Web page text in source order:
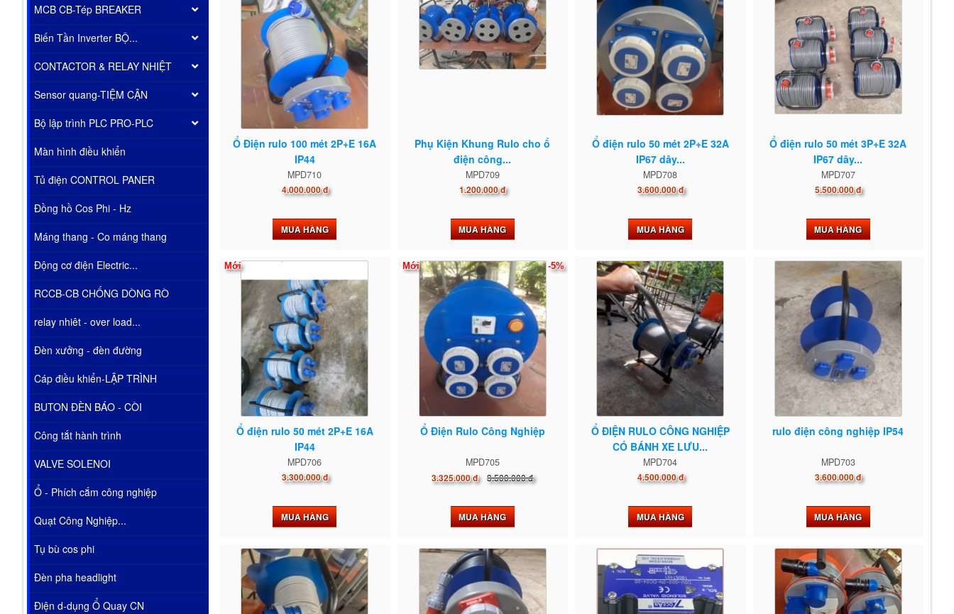
THIẾT BỊ VẬT TƯ CÔNG NGHIỆP MỸ PHƯỚC ĐỨC
Thiết Bị Vật Tư Công Nghiệp Mỹ Phước Đức
Ổ Điện rulo 100 mét 2P+E 16A
IP44
MPD710
4.000.000 đ
MUA HÀNG
Phụ Kiện Khung Rulo cho ổ
điện công...
MPD709
1.200.000 đ
MUA HÀNG
Ổ điện rulo 50 mét 2P+E 32A
IP67 dây...
MPD708
3.600.000 đ
MUA HÀNG
Ổ điện rulo 50 mét 3P+E 32A
IP67 dây...
MPD707
5.500.000 đ
MUA HÀNG
Mới
Ổ điện rulo 50 mét 2P+E 16A
IP44
MPD706
3.300.000 đ
MUA HÀNG
Mới -5%
Ổ Điện Rulo Công Nghiệp
MPD705
3.325.000 đ 3.500.000 đ
MUA HÀNG
Ổ ĐIỆN RULO CÔNG NGHIỆP
CÓ BÁNH XE LƯU...
MPD704
4.500.000 đ
MUA HÀNG
rulo điện công nghiệp IP54
MPD703
3.600.000 đ
MUA HÀNG
MCB CB-Tép BREAKER
Biến Tần Inverter BỘ...
CONTACTOR & RELAY NHIỆT
Sensor quang-TIỆM CẬN
Bộ lập trình PLC PRO-PLC
Màn hình điều khiển
Tủ điện CONTROL PANER
Đồng hồ Cos Phi - Hz
Máng thang - Co máng thang
Động cơ điện Electric...
RCCB-CB CHỐNG DÒNG RÒ
relay nhiêt - over load...
Đèn xưởng - đèn đường
Cáp điều khiển-LẬP TRÌNH
BUTON ĐÈN BÁO - CÒI
Công tắt hành trình
VALVE SOLENOI
Ổ - Phích cắm công nghiệp
Quạt Công Nghiệp...
Tụ bù cos phi
Đèn pha headlight
Điện d-dụng Ổ Quay CN